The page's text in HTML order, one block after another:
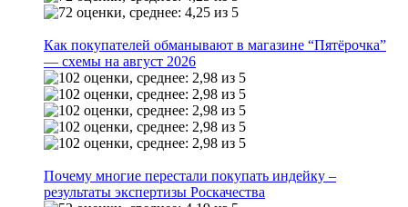
Как покупателей обманывают в магазине “Пятёрочка”
— схемы на август 2026
Почему многие перестали покупать индейку –
результаты экспертизы Роскачества